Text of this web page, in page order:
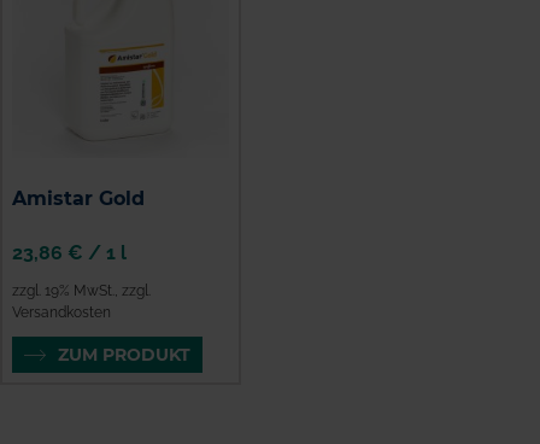
Amistar Gold
zzgl. 19% MwSt., zzgl.
Versandkosten
23,86 € / 1 l
ZUM PRODUKT